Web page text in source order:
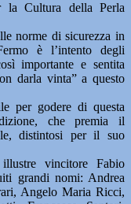
la Cultura della Perla
norme di sicurezza in
è l’intento degli
importante e sentita
darla vinta” a questo
per godere di questa
che premia il
distintosi per il suo
vincitore Fabio
grandi nomi: Andrea
Angelo Maria Ricci,